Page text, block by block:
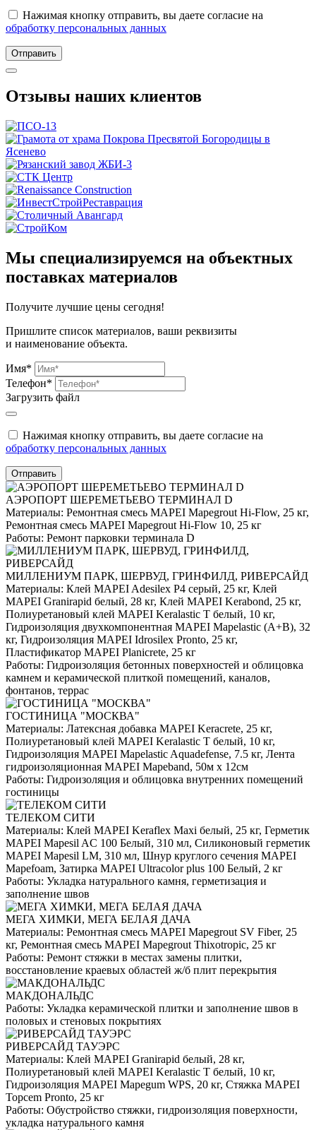
Нажимая кнопку отправить, вы даете согласие на
обработку персональных данных
Отправить
Отзывы наших клиентов
Мы специализируемся на объектных
поставках материалов
Получите лучшие цены сегодня!
Пришлите список материалов, ваши реквизиты
и наименование объекта.
Имя*
Телефон*
Загрузить файл
Нажимая кнопку отправить, вы даете согласие на
обработку персональных данных
Отправить
АЭРОПОРТ ШЕРЕМЕТЬЕВО ТЕРМИНАЛ D
Материалы: Ремонтная смесь MAPEI Mapegrout Hi-Flow, 25 кг,
Ремонтная смесь MAPEI Mapegrout Hi-Flow 10, 25 кг
Работы: Ремонт парковки терминала D
МИЛЛЕНИУМ ПАРК, ШЕРВУД, ГРИНФИЛД, РИВЕРСАЙД
Материалы: Клей MAPEI Adesilex P4 серый, 25 кг, Клей
MAPEI Granirapid белый, 28 кг, Клей MAPEI Kerabond, 25 кг,
Полиуретановый клей MAPEI Keralastic T белый, 10 кг,
Гидроизоляция двухкомпонентная MAPEI Mapelastic (А+B), 32
кг, Гидроизоляция MAPEI Idrosilex Pronto, 25 кг,
Пластификатор MAPEI Planicrete, 25 кг
Работы: Гидроизоляция бетонных поверхностей и облицовка
камнем и керамической плиткой помещений, каналов,
фонтанов, террас
ГОСТИНИЦА "МОСКВА"
Материалы: Латексная добавка MAPEI Keracrete, 25 кг,
Полиуретановый клей MAPEI Keralastic T белый, 10 кг,
Гидроизоляция MAPEI Mapelastic Aquadefense, 7.5 кг, Лента
гидроизоляционная MAPEI Mapeband, 50м x 12см
Работы: Гидроизоляция и облицовка внутренних помещений
гостиницы
ТЕЛЕКОМ СИТИ
Материалы: Клей MAPEI Keraflex Maxi белый, 25 кг, Герметик
MAPEI Mapesil AC 100 Белый, 310 мл, Силиконовый герметик
MAPEI Mapesil LM, 310 мл, Шнур круглого сечения MAPEI
Mapefoam, Затирка MAPEI Ultracolor plus 100 Белый, 2 кг
Работы: Укладка натурального камня, герметизация и
заполнение швов
МЕГА ХИМКИ, МЕГА БЕЛАЯ ДАЧА
Материалы: Ремонтная смесь MAPEI Mapegrout SV Fiber, 25
кг, Ремонтная смесь MAPEI Mapegrout Thixotropic, 25 кг
Работы: Ремонт стяжки в местах замены плитки,
восстановление краевых областей ж/б плит перекрытия
МАКДОНАЛЬДС
Работы: Укладка керамической плитки и заполнение швов в
половых и стеновых покрытиях
РИВЕРСАЙД ТАУЭРС
Материалы: Клей MAPEI Granirapid белый, 28 кг,
Полиуретановый клей MAPEI Keralastic T белый, 10 кг,
Гидроизоляция MAPEI Mapegum WPS, 20 кг, Стяжка MAPEI
Topcem Pronto, 25 кг
Работы: Обустройство стяжки, гидроизоляция поверхности,
укладка натурального камня